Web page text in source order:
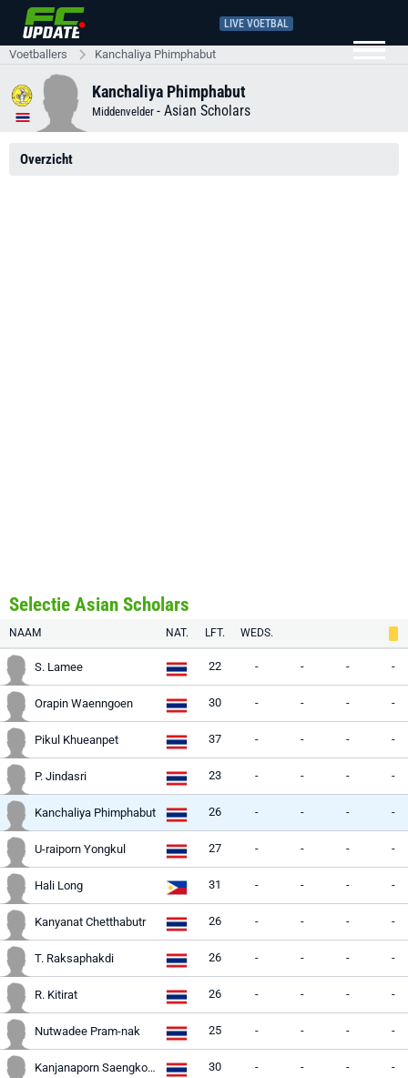
LIVE VOETBAL
Voetballers Kanchaliya Phimphabut
Kanchaliya Phimphabut
Middenvelder - Asian Scholars
Overzicht
Selectie Asian Scholars
NAAM NAT. LFT. WEDS.
S. Lamee 22 - - - -
Orapin Waenngoen 30 - - - -
Pikul Khueanpet 37 - - - -
P. Jindasri 23 - - - -
Kanchaliya Phimphabut 26 - - - -
U-raiporn Yongkul 27 - - - -
Hali Long 31 - - - -
Kanyanat Chetthabutr 26 - - - -
T. Raksaphakdi 26 - - - -
R. Kitirat 26 - - - -
Nutwadee Pram-nak 25 - - - -
Kanjanaporn Saengkoon 30 - - - -